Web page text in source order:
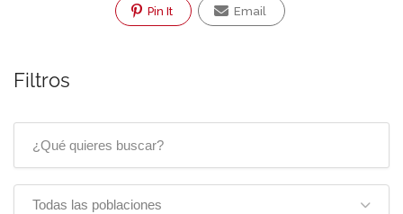
Pin It Email
Filtros
Todas las poblaciones